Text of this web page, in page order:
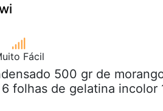
Fácil
500 gr de
folhas de gelatina incolor